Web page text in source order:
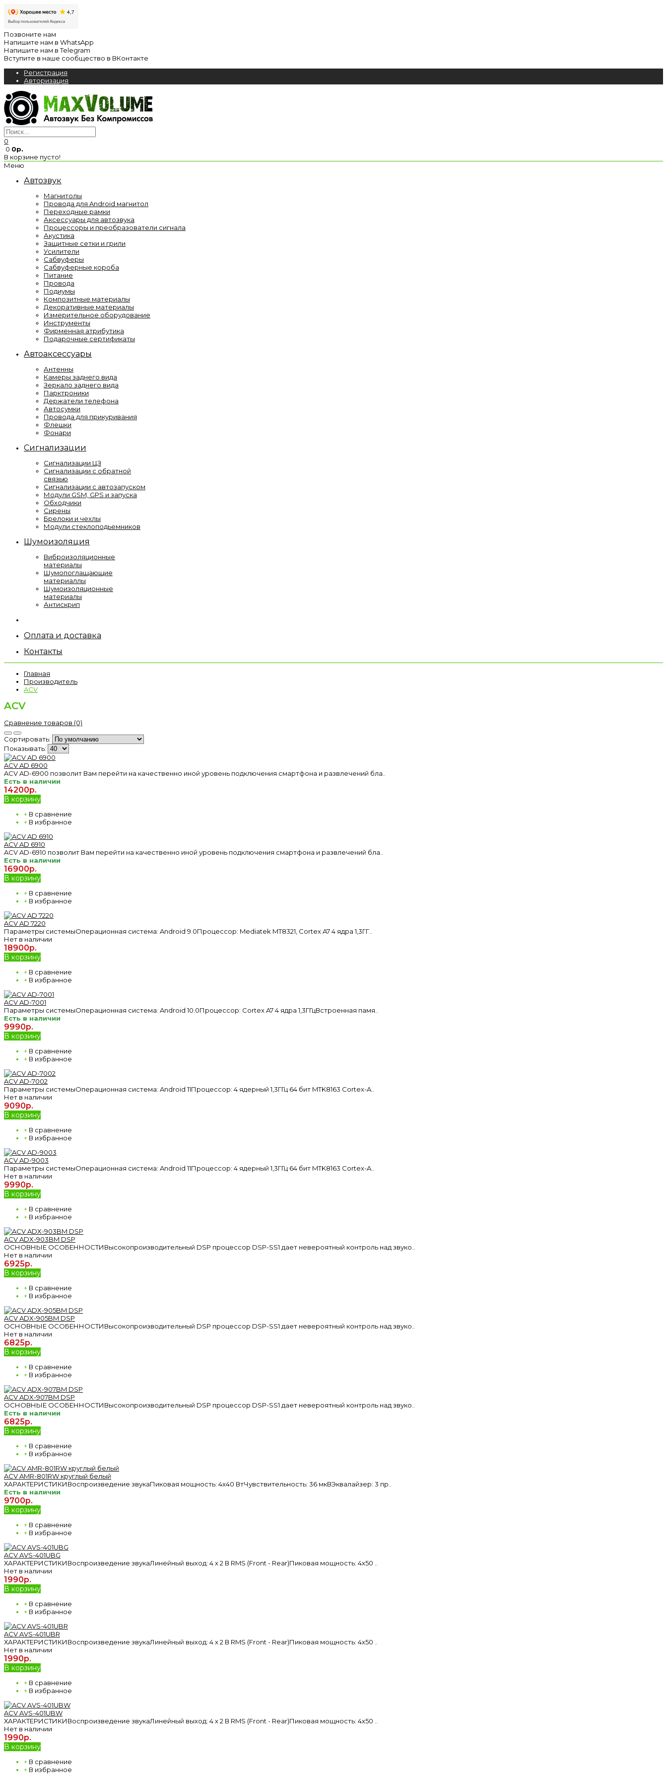
Позвоните нам
Напишите нам в WhatsApp
Напишите нам в Telegram
Вступите в наше сообщество в ВКонтакте
Регистрация
Авторизация
0
0 0р.
В корзине пусто!
Меню
Автозвук
Магнитолы
Провода для Android магнитол
Переходные рамки
Аксессуары для автозвука
Процессоры и преобразователи сигнала
Акустика
Защитные сетки и грили
Усилители
Сабвуферы
Сабвуферные короба
Питание
Провода
Подиумы
Композитные материалы
Декоративные материалы
Измерительное оборудование
Инструменты
Фирменная атрибутика
Подарочные сертификаты
Автоаксессуары
Антенны
Камеры заднего вида
Зеркало заднего вида
Парктроники
Держатели телефона
Автосумки
Провода для прикуривания
Флешки
Фонари
Сигнализации
Сигнализации ЦЗ
Сигнализации с обратной
связью
Сигнализации с автозапуском
Модули GSM, GPS и запуска
Обходчики
Сирены
Брелоки и чехлы
Модули стеклоподьемников
Шумоизоляция
Виброизоляционные
материалы
Шумопоглащающие
материаллы
Шумоизоляционные
материалы
Антискрип
Оплата и доставка
Контакты
Главная
Производитель
ACV
ACV
Сравнение товаров (0)
Сортировать:
Показывать:
ACV AD 6900
ACV AD-6900 позволит Вам перейти на качественно иной уровень подключения смартфона и развлечений бла..
Есть в наличии
14200р.
В корзину
+ В сравнение
+ В избранное
ACV AD 6910
ACV AD-6910 позволит Вам перейти на качественно иной уровень подключения смартфона и развлечений бла..
Есть в наличии
16900р.
В корзину
+ В сравнение
+ В избранное
ACV AD 7220
Параметры системыОперационная система: Android 9.0Процессор: Mediatek MT8321, Cortex A7 4 ядра 1,3ГГ..
Нет в наличии
18900р.
В корзину
+ В сравнение
+ В избранное
ACV AD-7001
Параметры системыОперационная система: Android 10.0Процессор: Cortex A7 4 ядра 1,3ГГцВстроенная памя..
Есть в наличии
9990р.
В корзину
+ В сравнение
+ В избранное
ACV AD-7002
Параметры системыОперационная система: Android 11Процессор: 4 ядерный 1,3ГГц 64 бит MTK8163 Cortex-A..
Нет в наличии
9090р.
В корзину
+ В сравнение
+ В избранное
ACV AD-9003
Параметры системыОперационная система: Android 11Процессор: 4 ядерный 1,3ГГц 64 бит MTK8163 Cortex-A..
Нет в наличии
9990р.
В корзину
+ В сравнение
+ В избранное
ACV ADX-903BM DSP
ОСНОВНЫЕ ОСОБЕННОСТИВысокопроизводительный DSP процессор DSP-SS1 дает невероятный контроль над звуко..
Нет в наличии
6925р.
В корзину
+ В сравнение
+ В избранное
ACV ADX-905BM DSP
ОСНОВНЫЕ ОСОБЕННОСТИВысокопроизводительный DSP процессор DSP-SS1 дает невероятный контроль над звуко..
Нет в наличии
6825р.
В корзину
+ В сравнение
+ В избранное
ACV ADX-907BM DSP
ОСНОВНЫЕ ОСОБЕННОСТИВысокопроизводительный DSP процессор DSP-SS1 дает невероятный контроль над звуко..
Есть в наличии
6825р.
В корзину
+ В сравнение
+ В избранное
ACV AMR-801RW круглый белый
ХАРАКТЕРИСТИКИВоспроизведение звукаПиковая мощность: 4x40 ВтЧувствительность: 36 мкВЭквалайзер: 3 пр..
Есть в наличии
9700р.
В корзину
+ В сравнение
+ В избранное
ACV AVS-401UBG
ХАРАКТЕРИСТИКИВоспроизведение звукаЛинейный выход: 4 x 2 В RMS (Front - Rear)Пиковая мощность: 4х50 ..
Нет в наличии
1990р.
В корзину
+ В сравнение
+ В избранное
ACV AVS-401UBR
ХАРАКТЕРИСТИКИВоспроизведение звукаЛинейный выход: 4 x 2 В RMS (Front - Rear)Пиковая мощность: 4х50 ..
Нет в наличии
1990р.
В корзину
+ В сравнение
+ В избранное
ACV AVS-401UBW
ХАРАКТЕРИСТИКИВоспроизведение звукаЛинейный выход: 4 x 2 В RMS (Front - Rear)Пиковая мощность: 4х50 ..
Нет в наличии
1990р.
В корзину
+ В сравнение
+ В избранное